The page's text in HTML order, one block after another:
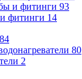
и фитинги 93
фитинги 14
84
80
2